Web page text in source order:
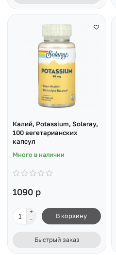
Калий, Potassium, Solaray,
100 вегетарианских
капсул
Много в наличии
1090 р
В корзину
Быстрый заказ